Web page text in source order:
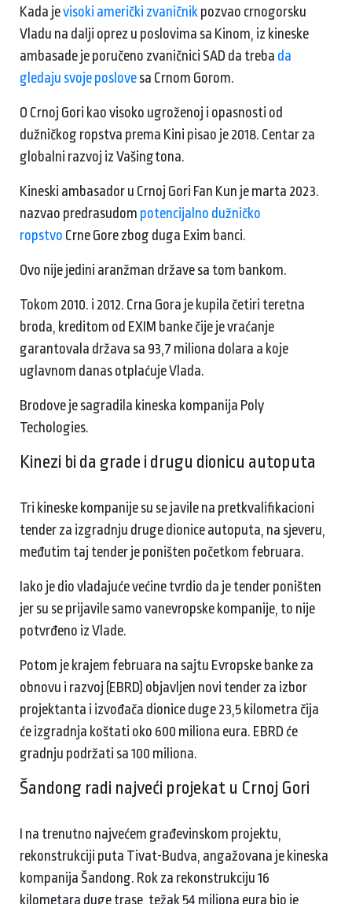
Kada jevisoki američki zvaničnik pozvao crnogorsku
Vladu na dalji oprez u poslovima sa Kinom, iz kineske
ambasade je poručeno zvaničnici SAD da treba da
gledaju svoje poslove sa Crnom Gorom.
O Crnoj Gori kao visoko ugroženoj i opasnosti od
dužničkog ropstva prema Kini pisao je 2018. Centar za
globalni razvoj iz Vašingtona.
Kineski ambasador u Crnoj Gori Fan Kun je marta 2023.
nazvao predrasudom potencijalno dužničko
ropstvo Crne Gore zbog duga Exim banci.
Ovo nije jedini aranžman države sa tom bankom.
Tokom 2010. i 2012. Crna Gora je kupila četiri teretna
broda, kreditom od EXIM banke čije je vraćanje
garantovala država sa 93,7 miliona dolara a koje
uglavnom danas otplaćuje Vlada.
Brodove je sagradila kineska kompanija Poly
Techologies.
Kinezi bi da grade i drugu dionicu autoputa
Tri kineske kompanije su se javile na pretkvalifikacioni
tender za izgradnju druge dionice autoputa, na sjeveru,
međutim taj tender je poništen početkom februara.
Iako je dio vladajuće većine tvrdio da je tender poništen
jer su se prijavile samo vanevropske kompanije, to nije
potvrđeno iz Vlade.
Potom je krajem februara na sajtu Evropske banke za
obnovu i razvoj (EBRD) objavljen novi tender za izbor
projektanta i izvođača dionice duge 23,5 kilometra čija
će izgradnja koštati oko 600 miliona eura. EBRD će
gradnju podržati sa 100 miliona.
Šandong radi najveći projekat u Crnoj Gori
I na trenutno najvećem građevinskom projektu,
rekonstrukciji puta Tivat-Budva, angažovana je kineska
kompanija Šandong. Rok za rekonstrukciju 16
kilometara duge trase, težak 54 miliona eura bio je